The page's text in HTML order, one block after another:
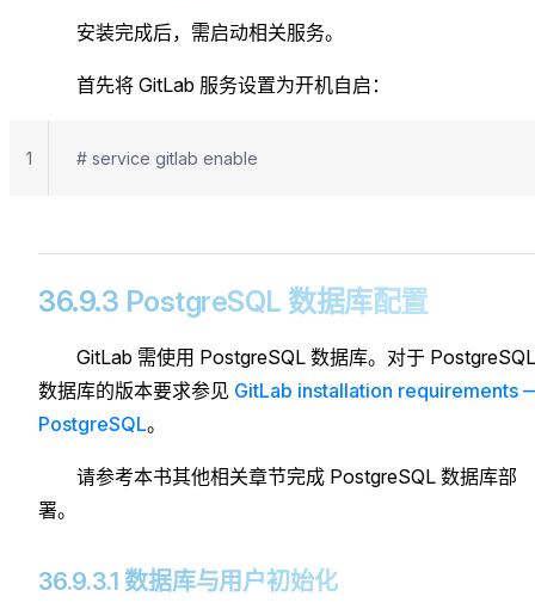
安装完成后，需启动相关服务。
首先将 GitLab 服务设置为开机自启：
# service gitlab enable
1
36.9.3 PostgreSQL 数据库配置
GitLab 需使用 PostgreSQL 数据库。对于 PostgreSQL
数据库的版本要求参见 GitLab installation requirements
PostgreSQL。
请参考本书其他相关章节完成 PostgreSQL 数据库部
署。
36.9.3.1 数据库与用户初始化